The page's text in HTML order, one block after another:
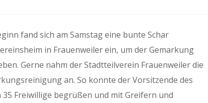
fand sich am Samstag eine bunte Schar
in Frauenweiler ein, um der Gemarkung
Gerne nahm der Stadtteilverein Frauenweiler die
an. So konnte der Vorsitzende des
Freiwillige begrüßen und mit Greifern und